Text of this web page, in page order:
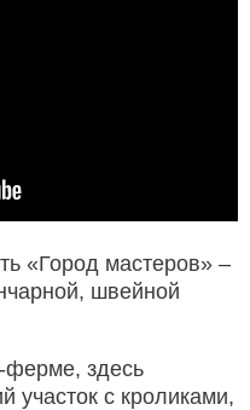
«Город мастеров» –
швейной
ферме, здесь
участок с кроликами,